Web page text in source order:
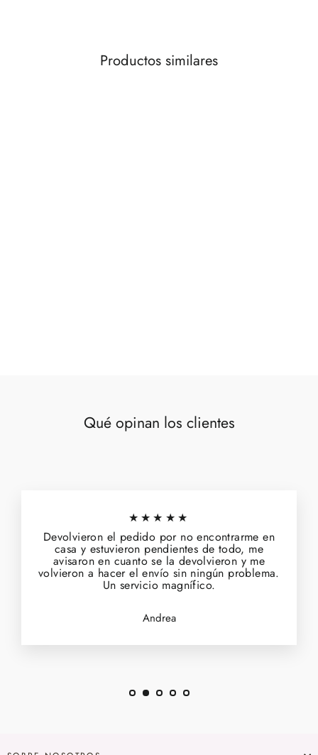
Productos similares
Qué opinan los clientes
★★★★★
Devolvieron el pedido por no encontrarme en
casa y estuvieron pendientes de todo, me
avisaron en cuanto se la devolvieron y me
volvieron a hacer el envío sin ningún problema.
Un servicio magnífico.
Andrea